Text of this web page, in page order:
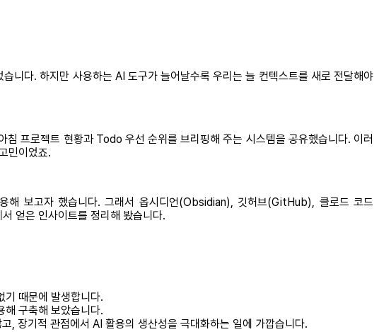
다. 하지만 사용하는 AI 도구가 늘어날수록 우리는 늘 컨텍스트를 새로 전달해야
프로젝트 현황과 Todo 우선 순위를 브리핑해 주는 시스템을 공유했습니다. 이러
민이었죠.
해 보고자 했습니다. 그래서 옵시디언(Obsidian), 깃허브(GitHub), 클로드 코드
얻은 인사이트를 정리해 봤습니다.
기 때문에 발생합니다.
구축해 보았습니다.
장기적 관점에서 AI 활용의 생산성을 극대화하는 일에 가깝습니다.